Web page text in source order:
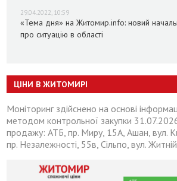
29.04.2022, 10:59
«Тема дня» на Житомир.info: новий
про ситуацію в області
ЦІНИ В ЖИТОМИРІ
Моніторинг здійснено на основі
методом контрольної закупки
продажу: АТБ, пр. Миру, 15А, Ашан, вул.
пр. Незалежності, 55в, Сільпо, вул.